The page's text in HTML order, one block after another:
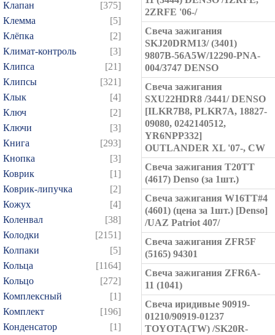
Клапан
[375]
Клемма
[5]
Клёпка
[2]
Климат-контроль
[3]
Клипса
[21]
Клипсы
[321]
Клык
[4]
Ключ
[2]
Ключи
[3]
Книга
[293]
Кнопка
[3]
Коврик
[1]
Коврик-липучка
[2]
Кожух
[4]
Коленвал
[38]
Колодки
[2151]
Колпаки
[5]
Кольца
[1164]
Кольцо
[272]
Комплексный
[1]
Комплект
[196]
Конденсатор
[1]
2ZRFE '06-/
Свеча зажигания
SKJ20DRM13/ (3401)
9807B-56A5W/12290-PNA-
004/3747 DENSO
Свеча зажигания
SXU22HDR8 /3441/ DENSO
[ILKR7B8, PLKR7A, 18827-
09080, 0242140512,
YR6NPP332]
OUTLANDER XL '07-, CW
Свеча зажигания T20TT
(4617) Denso (за 1шт.)
Свеча зажигания W16TT#4
(4601) (цена за 1шт.) [Denso]
/UAZ Patriot 407/
Свеча зажигания ZFR5F
(5165) 94301
Свеча зажигания ZFR6A-
11 (1041)
Свеча иридивые 90919-
01210/90919-01237
TOYOTA(TW) /SK20R-